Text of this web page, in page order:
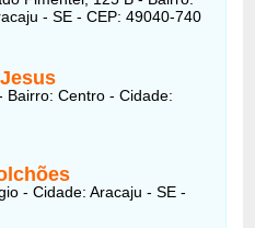
- SE - CEP: 49040-740
Bairro: Centro - Cidade:
- Cidade: Aracaju - SE -